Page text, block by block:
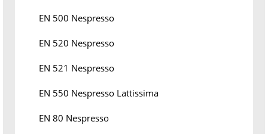
EN 500 Nespresso
EN 520 Nespresso
EN 521 Nespresso
EN 550 Nespresso Lattissima
EN 80 Nespresso